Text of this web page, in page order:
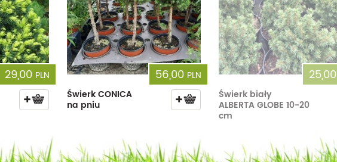
29,00 PLN 56,00 PLN
Świerk CONICA
na pniu
25,00
Świerk biały
ALBERTA GLOBE 10-20
cm